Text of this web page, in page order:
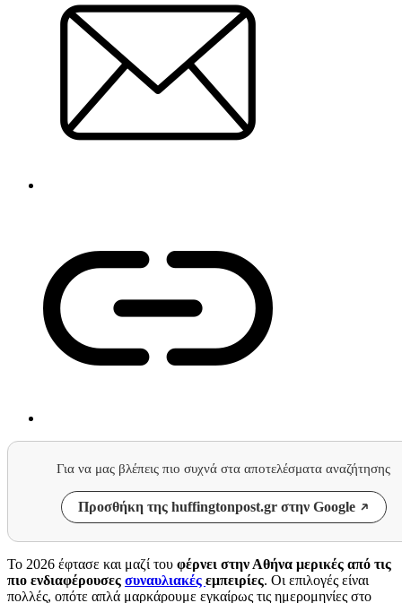
Για να μας βλέπεις πιο συχνά στα αποτελέσματα αναζήτησης
Προσθήκη της huffingtonpost.gr στην Google
Το 2026 έφτασε και μαζί του φέρνει στην Αθήνα μερικές από τις
πιο ενδιαφέρουσες συναυλιακές εμπειρίες. Οι επιλογές είναι
πολλές, οπότε απλά μαρκάρουμε εγκαίρως τις ημερομηνίες στο